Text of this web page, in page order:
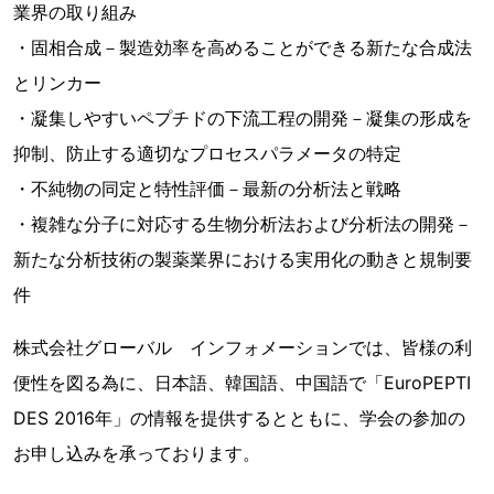
業界の取り組み
・固相合成－製造効率を高めることができる新たな合成法
とリンカー
・凝集しやすいペプチドの下流工程の開発－凝集の形成を
抑制、防止する適切なプロセスパラメータの特定
・不純物の同定と特性評価－最新の分析法と戦略
・複雑な分子に対応する生物分析法および分析法の開発－
新たな分析技術の製薬業界における実用化の動きと規制要
件
株式会社グローバル インフォメーションでは、皆様の利
便性を図る為に、日本語、韓国語、中国語で「EuroPEPTI
DES 2016年」の情報を提供するとともに、学会の参加の
お申し込みを承っております。